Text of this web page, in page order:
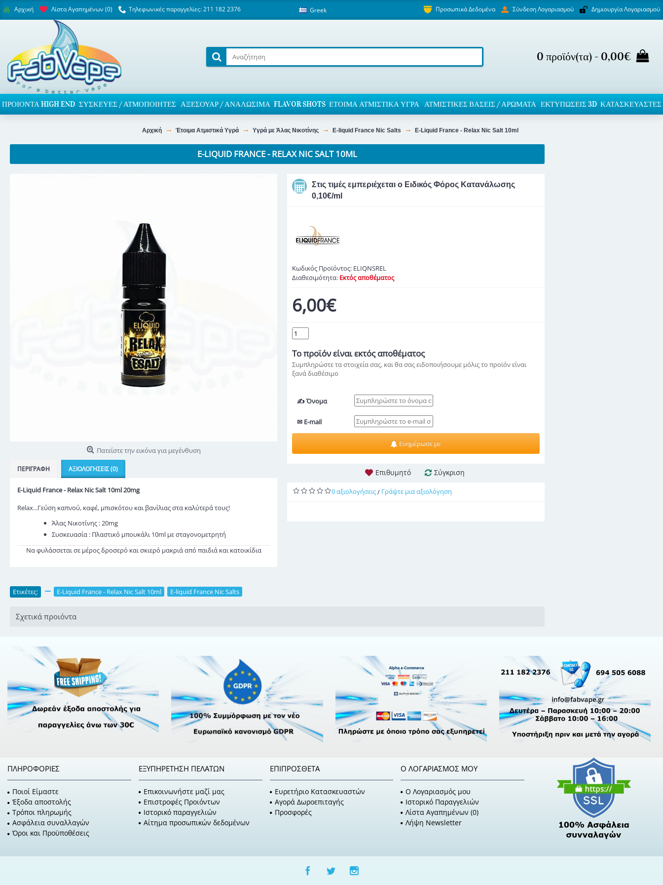
Αρχική Λίστα Αγαπημένων (0) Τηλεφωνικές παραγγελίες: 211 182 2376 Greek Προσωπικά Δεδομένα Σύνδεση Λογαριασμού Δημιουργία Λογαριασμού
0 προϊόν(τα) - 0,00€
ΠΡΟΙΌΝΤΑ HIGH END ΣΥΣΚΕΥΈΣ / ΑΤΜΟΠΟΙΗΤΈΣ ΑΞΕΣΟΥΆΡ / ΑΝΑΛΏΣΙΜΑ FLAVOR SHOTS ΈΤΟΙΜΑ ΑΤΜΙΣΤΙΚΆ ΥΓΡΆ ΑΤΜΙΣΤΙΚΈΣ ΒΆΣΕΙΣ / ΑΡΏΜΑΤΑ ΕΚΤΥΠΏΣΕΙΣ 3D ΚΑΤΑΣΚΕΥΑΣΤΕΣ
Αρχική Έτοιμα Ατμιστικά Υγρά Υγρά με Άλας Νικοτίνης E-liquid France Nic Salts E-Liquid France - Relax Nic Salt 10ml
E-LIQUID FRANCE - RELAX NIC SALT 10ML
Πατείστε την εικόνα για μεγένθυση
ΠΕΡΙΓΡΑΦΉ ΑΞΙΟΛΟΓΉΣΕΙΣ (0)
E-Liquid France - Relax Nic Salt 10ml 20mg
Relax...Γεύση καπνού, καφέ, μπισκότου και βανίλιας στα καλύτερά τους!
Άλας Νικοτίνης : 20mg
Συσκευασία : Πλαστικό μπουκάλι 10ml με σταγονομετρητή
Να φυλάσσεται σε μέρος δροσερό και σκιερό μακριά από παιδιά και κατοικίδια
Στις τιμές εμπεριέχεται ο Ειδικός Φόρος Κατανάλωσης
0,10€/ml
Κωδικός Προϊόντος: ELIQNSREL
Διαθεσιμότητα: Εκτός αποθέματος
6,00€
Το προϊόνείναι εκτός αποθέματος
Συμπληρώστε τα στοιχεία σας, και θα σας ειδοποιήσουμε μόλις το προϊόν είναι
ξανά διαθέσιμο
✍ Όνομα
✉ E-mail
Ενημέρωσε με
Επιθυμητό Σύγκριση
0 αξιολογήσεις/ Γράψτε μια αξιολόγηση
Ετικέτες: E-Liquid France - Relax Nic Salt 10ml E-liquid France Nic Salts
Σχετικά προιόντα
ΠΛΗΡΟΦΟΡΊΕΣ
Ποιοί Είμαστε
Έξοδα αποστολής
Τρόποι πληρωμής
Ασφάλεια συναλλαγών
Όροι και Προϋποθέσεις
ΕΞΥΠΗΡΈΤΗΣΗ ΠΕΛΑΤΏΝ
Επικοινωνήστε μαζί μας
Επιστροφές Προιόντων
Ιστορικό παραγγελιών
Αίτημα προσωπικών δεδομένων
ΕΠΙΠΡΌΣΘΕΤΑ
Ευρετήριο Κατασκευαστών
Αγορά Δωροεπιταγής
Προσφορές
Ο ΛΟΓΑΡΙΑΣΜΌΣ ΜΟΥ
O Λογαριασμός μου
Ιστορικό Παραγγελιών
Λίστα Αγαπημένων (0)
Λήψη Newsletter